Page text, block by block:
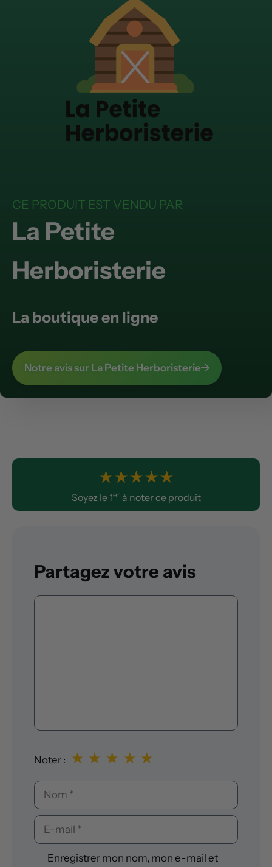
CE PRODUIT EST VENDU PAR
La Petite
Herboristerie
La boutique en ligne
Notre avis sur La Petite Herboristerie
★★★★★
Soyez le 1er à noter ce produit
Partagez votre avis
Commentaire
Noter : ★
★
★
★
★
Nom
E-
mail
Enregistrer mon nom, mon e-mail et